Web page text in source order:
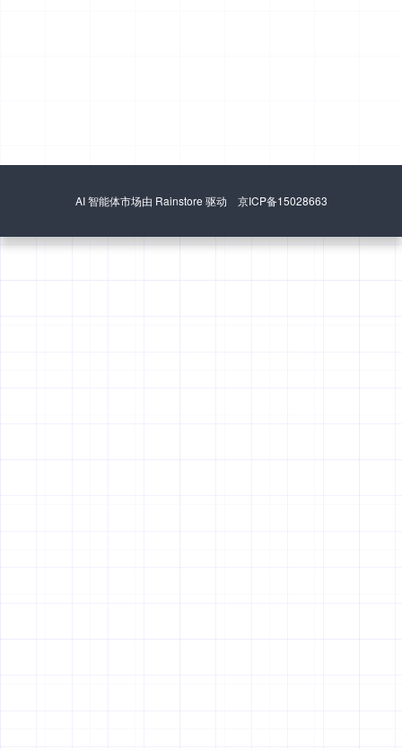
AI 智能体市场由 Rainstore 驱动 京ICP备15028663